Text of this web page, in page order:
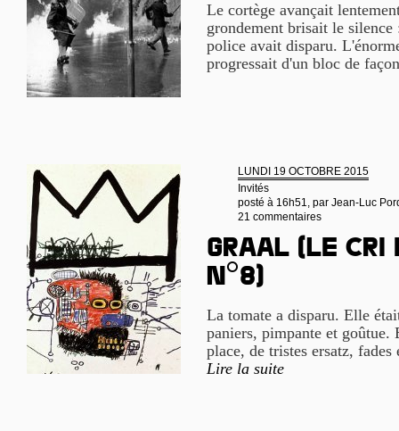
Le cortège avançait
grondement brisait le silence
police avait disparu.
progressait d'un bloc de
LUNDI 19 OCTOBRE 2015
Invités
posté à 16h51, par Jean-Luc
21 commentaires
Graal (le cri
n°8)
La tomate a disparu. Elle
paniers, pimpante et
place, de tristes ersatz,
Lire la suite